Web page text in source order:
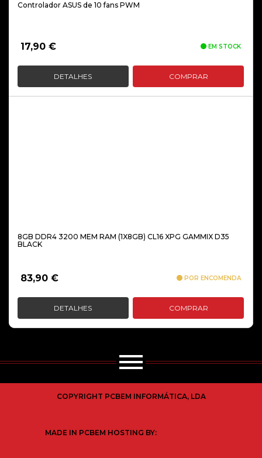
Controlador ASUS de 10 fans PWM
17,90 € EM STOCK
DETALHES COMPRAR
8GB DDR4 3200 MEM RAM (1X8GB) CL16 XPG GAMMIX D35
BLACK
83,90 € POR ENCOMENDA
DETALHES COMPRAR
COPYRIGHT PCBEM INFORMÁTICA, LDA
MADE IN PCBEM HOSTING BY: